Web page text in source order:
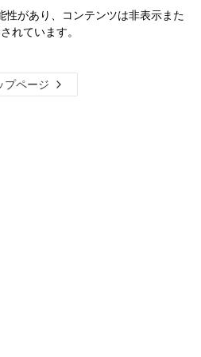
性があり、コンテンツは非表示また
れています。
プページ